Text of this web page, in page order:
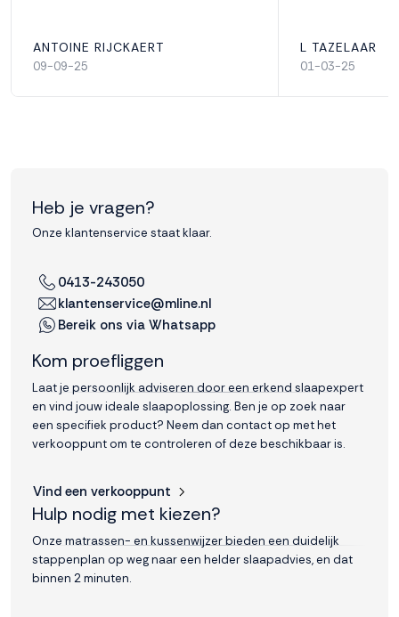
ANTOINE RIJCKAERT
09-09-25
L TAZELAAR
01-03-25
Heb je vragen?
Onze klantenservice staat klaar.
0413-243050
klantenservice@mline.nl
Bereik ons via Whatsapp
Kom proefliggen
Laat je persoonlijk adviseren door een erkend slaapexpert
en vind jouw ideale slaapoplossing. Ben je op zoek naar
een specifiek product? Neem dan contact op met het
verkooppunt om te controleren of deze beschikbaar is.
Vind een verkooppunt
Hulp nodig met kiezen?
Onze matrassen- en kussenwijzer bieden een duidelijk
stappenplan op weg naar een helder slaapadvies, en dat
binnen 2 minuten.